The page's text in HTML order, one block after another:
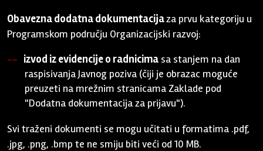
Obavezna dodatna dokumentacijaza prvu kategoriju u
Programskom području Organizacijski razvoj:
izvod iz evidencije o radnicima sa stanjem na dan
raspisivanja Javnog poziva (čiji je obrazac moguće
preuzeti na mrežnim stranicama Zaklade pod
"Dodatna dokumentacija za prijavu").
Svi traženi dokumenti se mogu učitati u formatima .pdf,
.jpg, .png, .bmp te ne smiju biti veći od 10 MB.